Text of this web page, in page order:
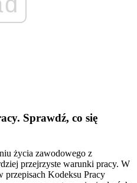
Sprawdź, co się
życia zawodowego z
przejrzyste warunki pracy. W
przepisach Kodeksu Pracy